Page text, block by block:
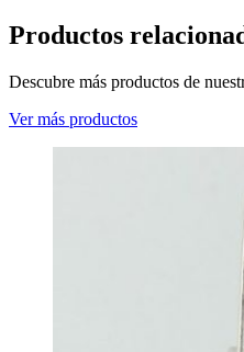
Productos
Descubre más productos de
Ver más productos